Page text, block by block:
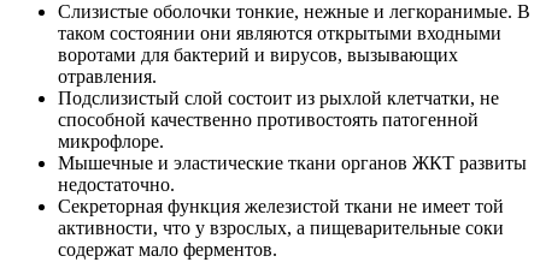
Слизистые оболочки тонкие, нежные и легкоранимые. В
таком состоянии они являются открытыми входными
воротами для бактерий и вирусов, вызывающих
отравления.
Подслизистый слой состоит из рыхлой клетчатки, не
способной качественно противостоять патогенной
микрофлоре.
Мышечные и эластические ткани органов ЖКТ развиты
недостаточно.
Секреторная функция железистой ткани не имеет той
активности, что у взрослых, а пищеварительные соки
содержат мало ферментов.